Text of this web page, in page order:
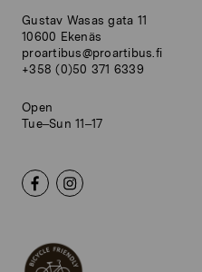
Gustav Wasas gata 11
10600 Ekenäs
proartibus@proartibus.fi
+358 (0)50 371 6339
Open
Tue–Sun 11–17